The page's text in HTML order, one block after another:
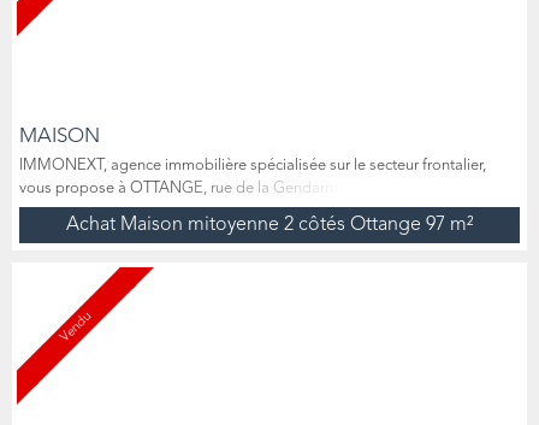
MAISON
IMMONEXT, agence immobilière spécialisée sur le secteur frontalier,
vous propose à OTTANGE, rue de la Gendarmerie, une jolie petite
maison de 88m2. Localisé dans une rue calme à quelques minutes de la
frontière luxembourgeoise, la maison est composée au rez-de-chaussée
exposés sud, un salon, une salle de bain avec do...
Achat Maison mitoyenne 2 côtés Ottange 97 m²
Vendu